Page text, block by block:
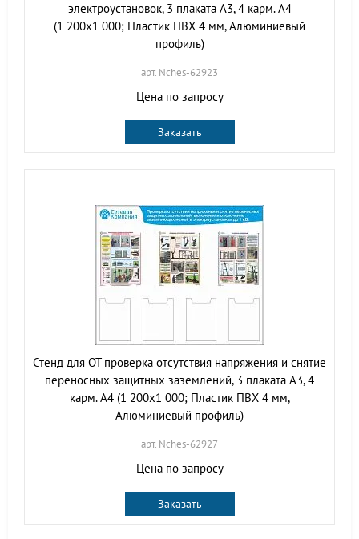
электроустановок, 3 плаката А3, 4 карм. А4
(1 200х1 000; Пластик ПВХ 4 мм, Алюминиевый
профиль)
арт. Nches-62923
Цена по запросу
Заказать
Стенд для ОТ проверка отсутствия напряжения и снятие
переносных защитных заземлений, 3 плаката А3, 4
карм. А4 (1 200х1 000; Пластик ПВХ 4 мм,
Алюминиевый профиль)
арт. Nches-62927
Цена по запросу
Заказать